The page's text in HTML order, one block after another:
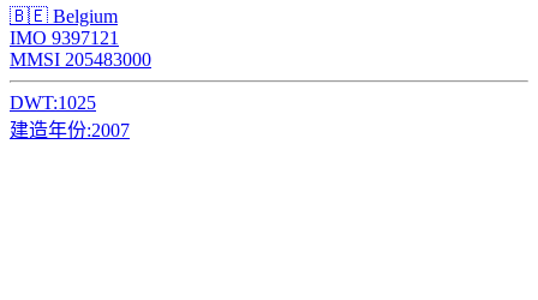
🇧🇪 Belgium
IMO 9397121
MMSI 205483000
DWT:1025
建造年份:2007